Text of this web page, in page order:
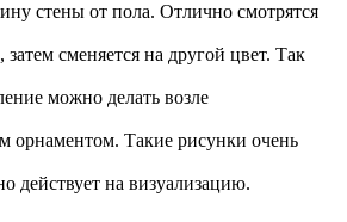
стены от пола. Отлично смотрятся
сменяется на другой цвет. Так
можно делать возле
орнаментом. Такие рисунки очень
действует на визуализацию.